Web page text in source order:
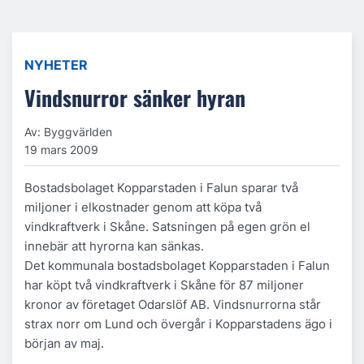
NYHETER
Vindsnurror sänker hyran
Av: Byggvärlden
19 mars 2009
Bostadsbolaget Kopparstaden i Falun sparar två
miljoner i elkostnader genom att köpa två
vindkraftverk i Skåne. Satsningen på egen grön el
innebär att hyrorna kan sänkas.
Det kommunala bostadsbolaget Kopparstaden i Falun
har köpt två vindkraftverk i Skåne för 87 miljoner
kronor av företaget Odarslöf AB. Vindsnurrorna står
strax norr om Lund och övergår i Kopparstadens ägo i
början av maj.